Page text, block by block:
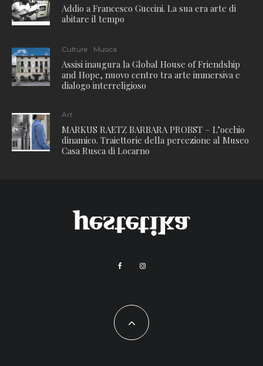
Addio a Francesco Guccini. La sua era arte di
abitare il tempo
Culture Musica
Assisi inaugura la Global House of Friendship
and Hope, nuovo centro tra arte immersiva e
dialogo interreligioso
Art
MARKUS RAETZ BARBARA PROBST – L’occhio
dinamico. Traiettorie della percezione al Museo
Casa Rusca di Locarno